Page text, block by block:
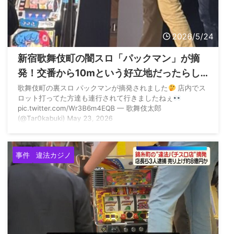
2026/5/24
新宿歌舞伎町の闇スロ「パックマン」が摘
発！交番から10mという好立地だったらし
いwww
歌舞伎町の裏スロ パックマンが摘発されました
店内でス
ロット打ってた方達も連行されて行きましたねぇ
pic.twitter.com/Wr3B6m4EQB — 歌舞伎太郎
(@Tar0kabuki) May 23, 2026
事件 違法カジノ